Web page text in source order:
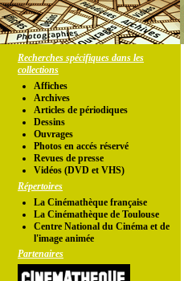
Recherches spécifiques dans les
collections
Affiches
Archives
Articles de périodiques
Dessins
Ouvrages
Photos en accés réservé
Revues de presse
Vidéos (DVD et VHS)
Répertoires
La Cinémathèque française
La Cinémathèque de Toulouse
Centre National du Cinéma et de
l'image animée
Partenaires